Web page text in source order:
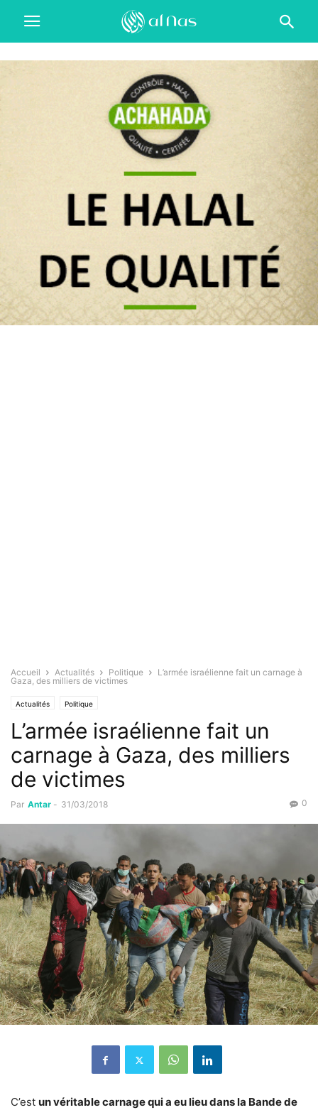
Accueil Actualités Politique
L’armée israélienne fait un carnage à
Gaza, des milliers de victimes
Actualités Politique
L’armée israélienne fait un
carnage à Gaza, des milliers
de victimes
Par Antar - 31/03/2018 0
C’est un véritable carnage qui a eu lieu dans la Bande de